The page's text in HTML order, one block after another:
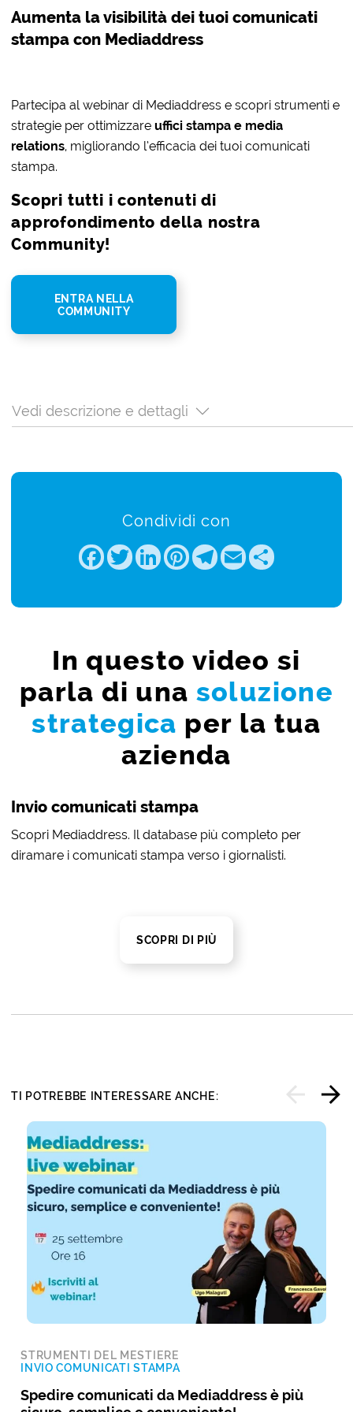
Aumenta la visibilità dei tuoi comunicati
stampa con Mediaddress
Partecipa al webinar di Mediaddress e scopri strumenti e
strategie per ottimizzareuffici stampa e media
relations, migliorando l’efficacia dei tuoi comunicati
stampa.
Scopri tutti i contenuti di
approfondimento della nostra
Community!
ENTRA NELLA
COMMUNITY
Vedi descrizione e dettagli
Condividi con
Facebook
TwitterLinkedIn
Pinterest
Telegram
EmailShare
In questo video si
parla di una soluzione
strategica per la tua
azienda
Invio comunicati stampa
Scopri Mediaddress. Il database più completo per
diramare i comunicati stampa verso i giornalisti.
SCOPRI DI PIÙ
TI POTREBBE INTERESSARE ANCHE:
STRUMENTI DEL MESTIERE
INVIO COMUNICATI STAMPA
Spedire comunicati da Mediaddress è più